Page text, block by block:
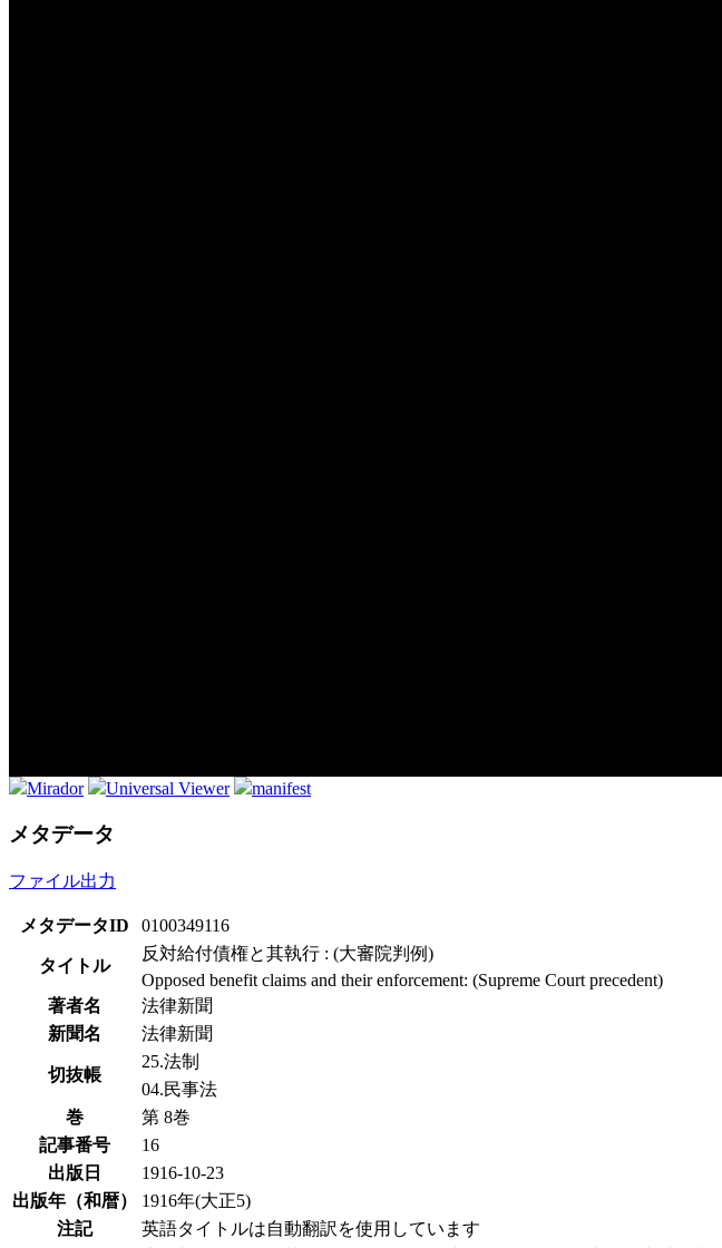
Mirador Universal Viewer manifest
メタデータ
ファイル出力
メタデータID 0100349116
タイトル
反対給付債権と其執行 : (大審院判例)
Opposed benefit claims and their enforcement: (Supreme Court precedent)
著者名
法律新聞
新聞名
法律新聞
切抜帳
25.法制
04.民事法
巻
第 8巻
記事番号
16
出版日
1916-10-23
出版年（和暦）
1916年(大正5)
注記
英語タイトルは自動翻訳を使用しています